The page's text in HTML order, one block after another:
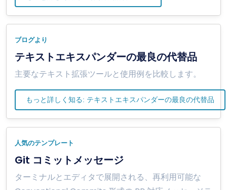
ブログより
テキストエキスパンダーの最良の代替品
主要なテキスト拡張ツールと使用例を比較します。
もっと詳しく知る: テキストエキスパンダーの最良の代替品
人気のテンプレート
Git コミットメッセージ
ターミナルとエディタで展開される、再利用可能な